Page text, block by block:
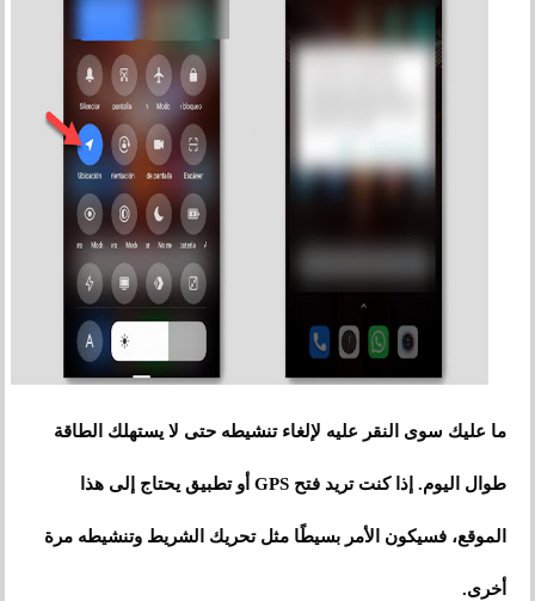
ما عليك سوى النقر عليه لإلغاء تنشيطه حتى لا يستهلك الطاقة
طوال اليوم. إذا كنت تريد فتح GPS أو تطبيق يحتاج إلى هذا
الموقع، فسيكون الأمر بسيطًا مثل تحريك الشريط وتنشيطه مرة
أخرى.